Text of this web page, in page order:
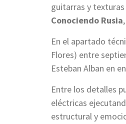
guitarras y
Conociendo Rusia,
En el apartado
Flores) entre
Esteban Alban en
Entre los detalles
eléctricas
estructural y